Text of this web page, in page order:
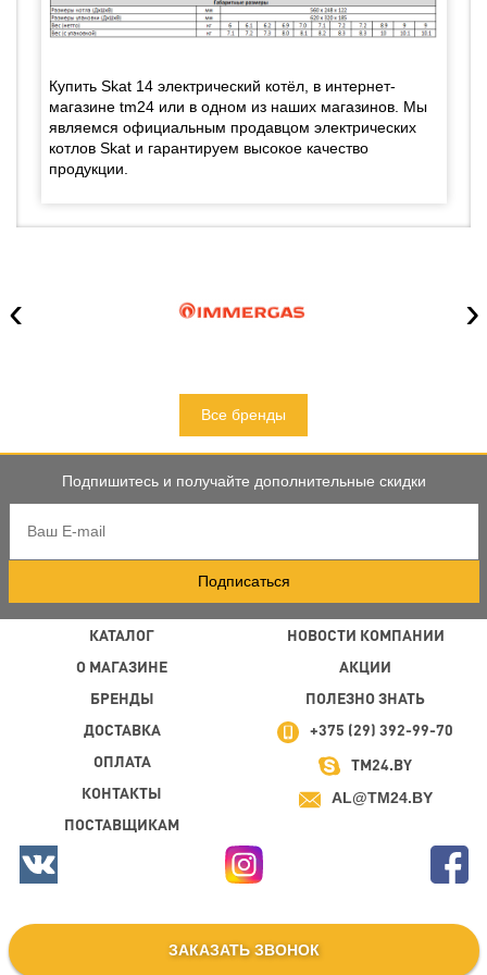
Купить Skat 14 электрический котёл, в интернет-
магазине tm24 или в одном из наших магазинов. Мы
являемся официальным продавцом электрических
котлов Skat и гарантируем высокое качество
продукции.
‹ ›
Все бренды
Подпишитесь и получайте дополнительные скидки
Подписаться
КАТАЛОГ
О МАГАЗИНЕ
БРЕНДЫ
НОВОСТИ КОМПАНИИ
АКЦИИ
ПОЛЕЗНО ЗНАТЬ
ДОСТАВКА
ОПЛАТА
КОНТАКТЫ
ПОСТАВЩИКАМ
+375 (29) 392-99-70
TM24.BY
AL@TM24.BY
ЗАКАЗАТЬ ЗВОНОК